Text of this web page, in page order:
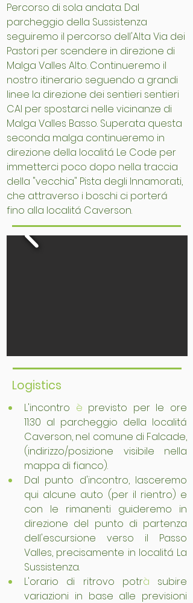
Percorso di sola andata. Dal
parcheggio della Sussistenza
seguiremo il percorso dell'Alta Via dei
Pastori per scendere in direzione di
Malga Valles Alto. Continueremo il
nostro itinerario seguendo a grandi
linee la direzione dei sentieri sentieri
CAI per spostarci nelle vicinanze di
Malga Valles Basso. Superata questa
seconda malga continueremo in
direzione della localitá Le Code per
immetterci poco dopo nella traccia
della "vecchia" Pista degli Innamorati,
che attraverso i boschi ci porterá
fino alla localitá Caverson.
Logistics
L'incontro è previsto per le ore
11:30 al parcheggio della localitá
Caverson, nel comune di Falcade,
(indirizzo/posizione visibile nella
mappa di fianco).
Dal punto d'incontro, lasceremo
qui alcune auto (per il rientro) e
con le rimanenti guideremo in
direzione del punto di partenza
dell'escursione verso il Passo
Valles, precisamente in localitá La
Sussistenza.
L'orario di ritrovo potrà subire
variazioni in base alle previsioni